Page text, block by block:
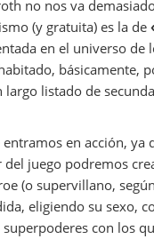
no nos va
(y gratuita) es la de
en el universo de
básicamente,
largo listado de
en acción, ya
juego podremos
(o supervillano,
eligiendo su sexo,
con los